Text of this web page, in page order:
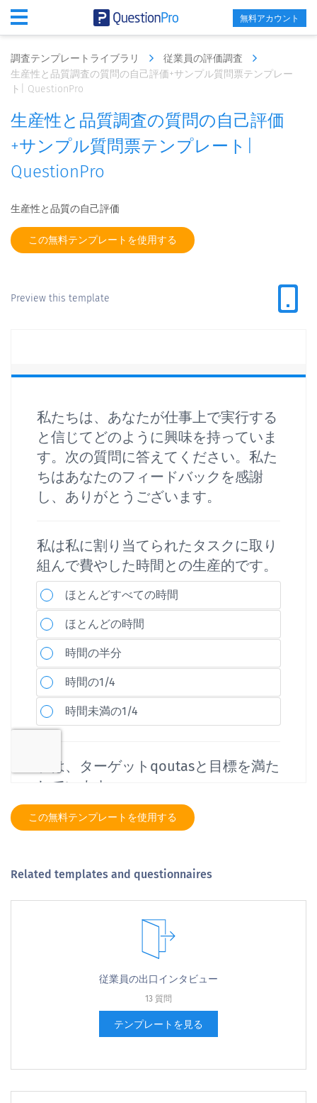
無料アカウント
調査テンプレートライブラリ
従業員の評価調査
生産性と品質調査の質問の自己評価+サンプル質問票テンプレー
ト| QuestionPro
生産性と品質調査の質問の自己評価
+サンプル質問票テンプレート|
QuestionPro
生産性と品質の自己評価
この無料テンプレートを使用する
Preview this template
この無料テンプレートを使用する
Related templates and questionnaires
従業員の出口インタビュー
13 質問
テンプレートを見る